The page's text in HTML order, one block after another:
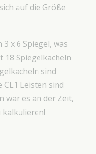
auf die Größe
x 6 Spiegel, was
18 Spiegelkacheln
sind
CL1 Leisten sind
war es an der Zeit,
kalkulieren!